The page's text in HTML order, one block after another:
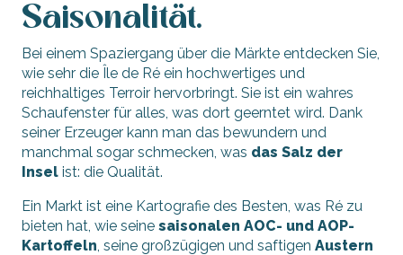
Saisonalität.
Bei einem Spaziergang über die Märkte entdecken Sie,
wie sehr die Île de Ré ein hochwertiges und
reichhaltiges Terroir hervorbringt. Sie ist ein wahres
Schaufenster für alles, was dort geerntet wird. Dank
seiner Erzeuger kann man das bewundern und
manchmal sogar schmecken, was das Salz der
Insel ist: die Qualität.
Ein Markt ist eine Kartografie des Besten, was Ré zu
bieten hat, wie seine saisonalen AOC- und AOP-
Kartoffeln , seine großzügigen und saftigen Austern